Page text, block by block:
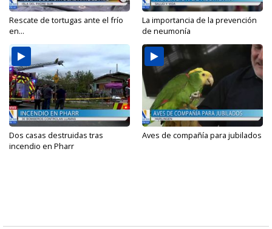
Rescate de tortugas ante el frío
en...
La importancia de la prevención
de neumonía
Dos casas destruidas tras
incendio en Pharr
Aves de compañía para jubilados